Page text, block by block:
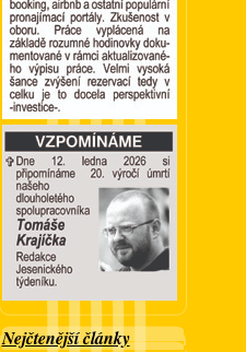
Nejčtenější články